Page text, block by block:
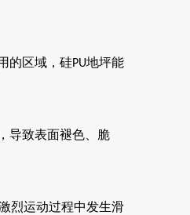
的区域，硅PU地坪能
导致表面褪色、脆
烈运动过程中发生滑